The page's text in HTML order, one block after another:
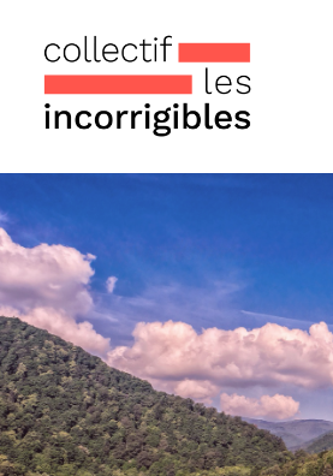
Le collectif
Nos actualités
Notre « Incolettre » mensuelle